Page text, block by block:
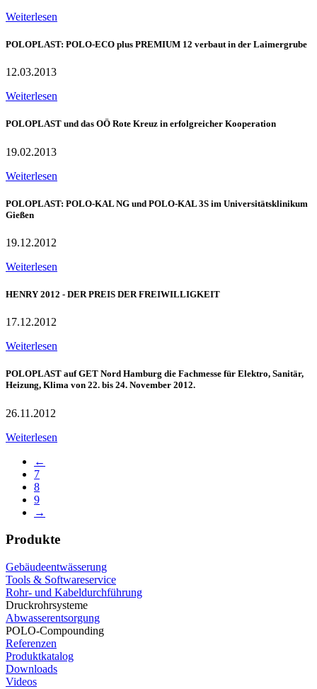
Weiterlesen
POLOPLAST: POLO-ECO plus PREMIUM 12 verbaut in der Laimergrube
12.03.2013
Weiterlesen
POLOPLAST und das OÖ Rote Kreuz in erfolgreicher Kooperation
19.02.2013
Weiterlesen
POLOPLAST: POLO-KAL NG und POLO-KAL 3S im Universitätsklinikum
Gießen
19.12.2012
Weiterlesen
HENRY 2012 - DER PREIS DER FREIWILLIGKEIT
17.12.2012
Weiterlesen
POLOPLAST auf GET Nord Hamburg die Fachmesse für Elektro, Sanitär,
Heizung, Klima von 22. bis 24. November 2012.
26.11.2012
Weiterlesen
←
7
8
9
→
Produkte
Gebäudeentwässerung
Tools & Softwareservice
Rohr- und Kabeldurchführung
Druckrohrsysteme
Abwasserentsorgung
POLO-Compounding
Referenzen
Produktkatalog
Downloads
Videos